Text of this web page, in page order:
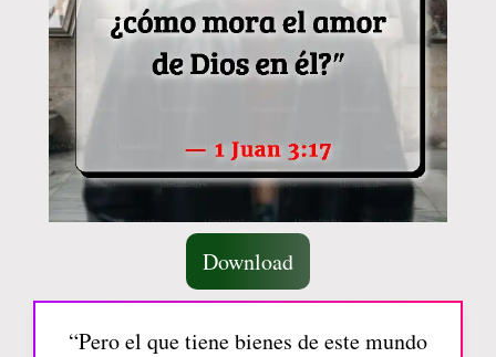
Download
“Pero el que tiene bienes de este mundo